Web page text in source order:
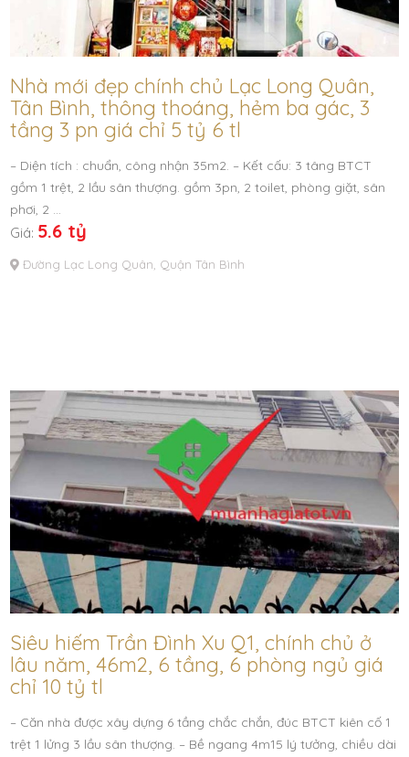
Nhà mới đẹp chính chủ Lạc Long Quân,
Tân Bình, thông thoáng, hẻm ba gác, 3
tầng 3 pn giá chỉ 5 tỷ 6 tl
– Diện tích : chuẩn, công nhận 35m2. – Kết cấu: 3 tâng BTCT
gồm 1 trệt, 2 lầu sân thượng. gồm 3pn, 2 toilet, phòng giặt, sân
phơi, 2 …
Giá: 5.6 tỷ
Đường Lạc Long Quân, Quận Tân Bình
Siêu hiếm Trần Đình Xu Q1, chính chủ ở
lâu năm, 46m2, 6 tầng, 6 phòng ngủ giá
chỉ 10 tỷ tl
– Căn nhà được xây dựng 6 tầng chắc chắn, đúc BTCT kiên cố 1
trệt 1 lửng 3 lầu sân thượng. – Bề ngang 4m15 lý tưởng, chiều dài